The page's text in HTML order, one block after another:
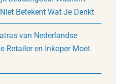
Niet Betekent Wat Je Denkt
van Nederlandse
Retailer en Inkoper Moet